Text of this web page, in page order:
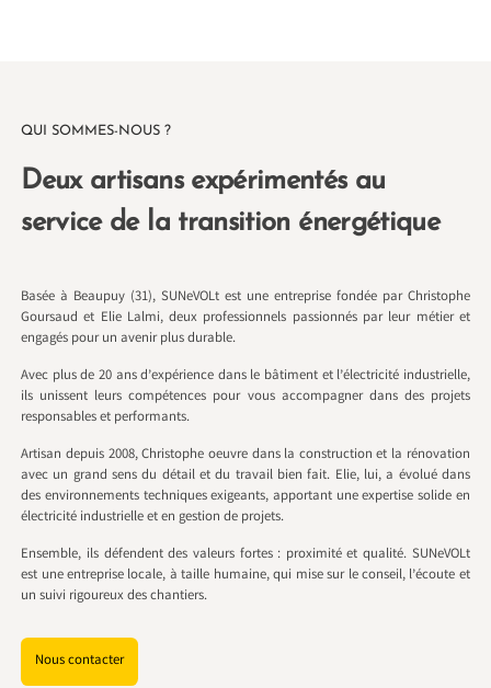
QUI SOMMES-NOUS ?
Deux artisans expérimentés au
service de la transition énergétique
Basée à Beaupuy (31), SUNeVOLt est une entreprise fondée par Christophe
Goursaud et Elie Lalmi, deux professionnels passionnés par leur métier et
engagés pour un avenir plus durable.
Avec plus de 20 ans d’expérience dans le bâtiment et l’électricité industrielle,
ils unissent leurs compétences pour vous accompagner dans des projets
responsables et performants.
Artisan depuis 2008, Christophe oeuvre dans la construction et la rénovation
avec un grand sens du détail et du travail bien fait. Elie, lui, a évolué dans
des environnements techniques exigeants, apportant une expertise solide en
électricité industrielle et en gestion de projets.
Ensemble, ils défendent des valeurs fortes : proximité et qualité. SUNeVOLt
est une entreprise locale, à taille humaine, qui mise sur le conseil, l’écoute et
un suivi rigoureux des chantiers.
Nous contacter